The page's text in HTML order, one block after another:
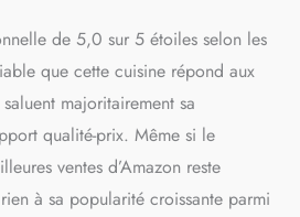
de 5,0 sur 5 étoiles selon les
que cette cuisine répond aux
majoritairement sa
qualité-prix. Même si le
ventes d’Amazon reste
à sa popularité croissante parmi